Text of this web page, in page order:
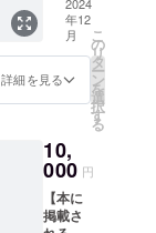
ロード
をお願
いしま
定期間
を過ぎ
が発生
します
のでご
注意く
ださ
ロード
期間が
設定さ
ますの
で、指
ダウン
ロード
をお願
いしま
す。指
供時
期：
2024年
12月予
定
完成し
た電子
書籍を
お送り
しま
す。 ま
た、書
末にあ
なたの
お名前
を掲載
しま
年12
月
詳細を見る
こ
の
リ
タ
ー
ン
を
選
択
す
る
10,
000 円
【本に
掲載さ